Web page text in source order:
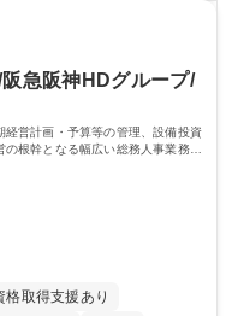
集職種 【総
を支えるゼネラリストを目
き・勤怠管理など）の経験
急阪神HDグループ/
営計画・予算等の管理、設備投資
根幹となる幅広い総務人事業務全
格取得支援あり